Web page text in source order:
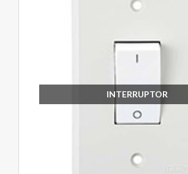
INTERRUPTOR